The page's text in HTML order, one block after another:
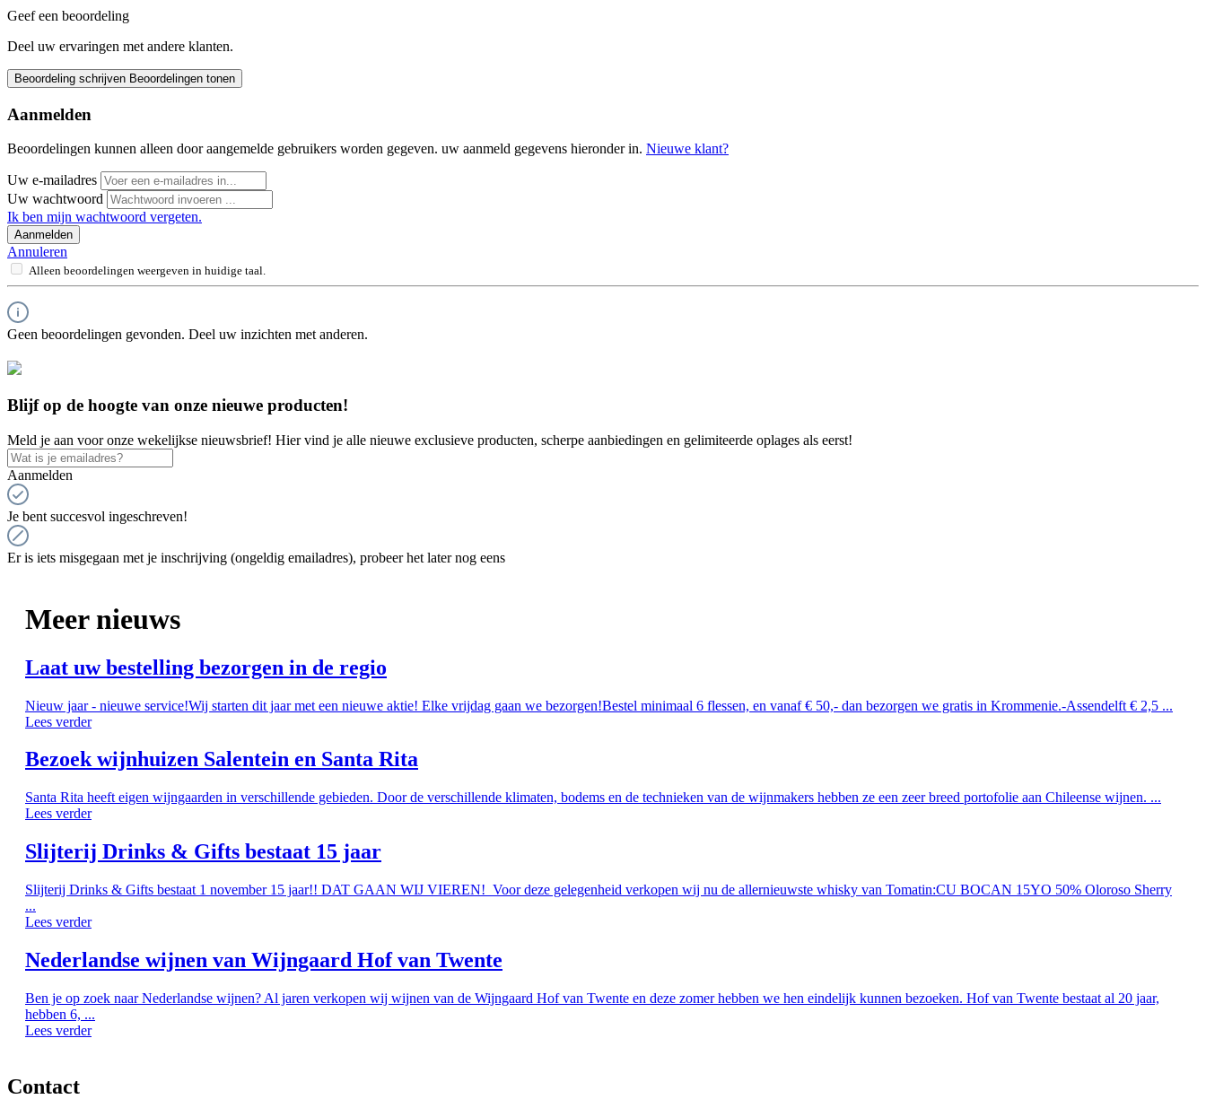
Geef een beoordeling
Deel uw ervaringen met andere klanten.
Beoordeling schrijven Beoordelingen tonen
Aanmelden
Beoordelingen kunnen alleen door aangemelde gebruikers worden gegeven. uw aanmeld gegevens hieronder in. Nieuwe klant?
Uw e-mailadres
Uw wachtwoord
Ik ben mijn wachtwoord vergeten.
Aanmelden
Annuleren
Alleen beoordelingen weergeven in huidige taal.
Geen beoordelingen gevonden. Deel uw inzichten met anderen.
Blijf op de hoogte van onze nieuwe producten!
Meld je aan voor onze wekelijkse nieuwsbrief! Hier vind je alle nieuwe exclusieve producten, scherpe aanbiedingen en gelimiteerde oplages als eerst!
Aanmelden
Je bent succesvol ingeschreven!
Er is iets misgegaan met je inschrijving (ongeldig emailadres), probeer het later nog eens
Meer nieuws
Laat uw bestelling bezorgen in de regio
Nieuw jaar - nieuwe service!Wij starten dit jaar met een nieuwe aktie! Elke vrijdag gaan we bezorgen!Bestel minimaal 6 flessen, en vanaf € 50,- dan bezorgen we gratis in Krommenie.-Assendelft € 2,5 ...
Lees verder
Bezoek wijnhuizen Salentein en Santa Rita
Santa Rita heeft eigen wijngaarden in verschillende gebieden. Door de verschillende klimaten, bodems en de technieken van de wijnmakers hebben ze een zeer breed portofolie aan Chileense wijnen. ...
Lees verder
Slijterij Drinks & Gifts bestaat 15 jaar
Slijterij Drinks & Gifts bestaat 1 november 15 jaar!! DAT GAAN WIJ VIEREN! Voor deze gelegenheid verkopen wij nu de allernieuwste whisky van Tomatin:CU BOCAN 15YO 50% Oloroso Sherry
...
Lees verder
Nederlandse wijnen van Wijngaard Hof van Twente
Ben je op zoek naar Nederlandse wijnen? Al jaren verkopen wij wijnen van de Wijngaard Hof van Twente en deze zomer hebben we hen eindelijk kunnen bezoeken. Hof van Twente bestaat al 20 jaar,
hebben 6, ...
Lees verder
Contact